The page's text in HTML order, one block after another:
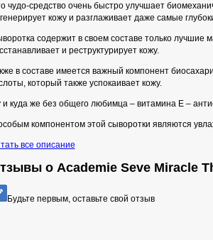
чудо-средство очень быстро улучшает
кожу и разглаживает даже самые
содержит в своем составе только лучшие
и реструктурирует кожу.
в составе имеется важный компонент
который также успокаивает кожу.
и куда же без общего любимца – витамина Е –
компонентом этой сыворотки являются
все описание
о Academie Seve Miracle
Будьте первым, оставьте свой отзыв